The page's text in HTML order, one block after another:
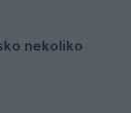
nekoliko